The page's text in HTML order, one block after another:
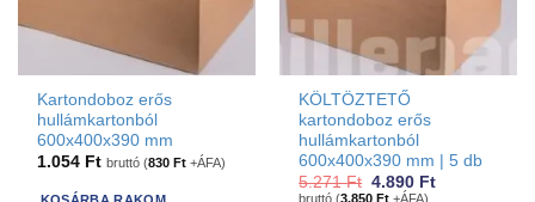
Kartondoboz erős
hullámkartonból
600x400x390 mm
1.054 Ft bruttó (830Ft +ÁFA)
KÖLTÖZTETŐ
kartondoboz erős
hullámkartonból
600x400x390 mm | 5 db
5.271Ft Original
price
4.890 FtCurrent
bruttó (3.850Ft +ÁFA)